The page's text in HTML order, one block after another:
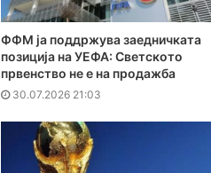
ФФМ ја поддржува заедничката
позиција на УЕФА: Светското
првенство не е на продажба
30.07.2026 21:03